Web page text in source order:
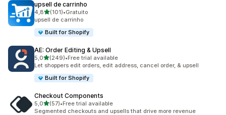
upsell de carrinho
4,8de 5 estrelas
(101)
101 total de avaliações
•Gratuito
upsell de carrinho
Built for Shopify
AE: Order Editing & Upsell
5,0de 5 estrelas
(249)
249 total de avaliações
•Free trial available
Let shoppers edit orders, edit address, cancel order, & upsell
Built for Shopify
Checkout Components
5,0de 5 estrelas
(57)
57 total de avaliações
•Free trial available
Segmented checkouts and upsells that drive more revenue